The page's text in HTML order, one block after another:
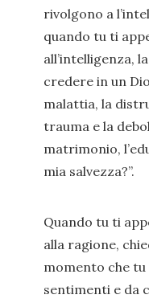
rivolgono a
quando tu ti
all’intelligenza,
credere in un
malattia, la
trauma e la
matrimonio,
mia salvezza?”.
Quando tu ti
alla ragione,
momento che
sentimenti e da